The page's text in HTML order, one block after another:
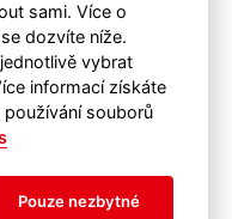
sami. Více o
dozvíte níže.
vybrat
informací získáte
souborů
Pouze nezbytné